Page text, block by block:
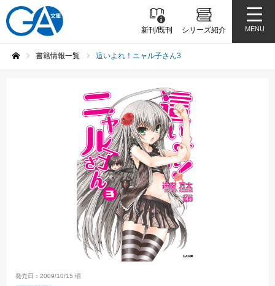
新刊/既刊 シリーズ紹介 MENU
書籍情報一覧 這いよれ！ニャル子さん3
発売日：2009/10/15 頃